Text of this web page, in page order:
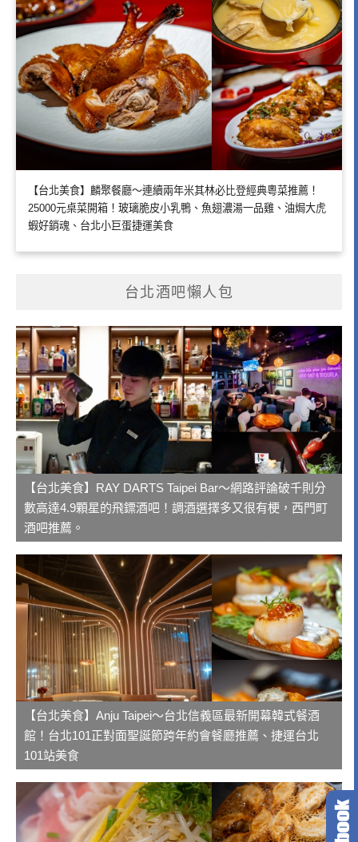
【台北美食】麟聚餐廳～連續兩年米其林必比登經典粵菜推薦！
25000元桌菜開箱！玻璃脆皮小乳鴨、魚翅濃湯一品雞、油焗大虎
蝦好銷魂、台北小巨蛋捷運美食
台北酒吧懶人包
【台北美食】RAY DARTS Taipei Bar～網路評論破千則分
數高達4.9顆星的飛鏢酒吧！調酒選擇多又很有梗，西門町
酒吧推薦。
【台北美食】Anju Taipei～台北信義區最新開幕韓式餐酒
館！台北101正對面聖誕節跨年約會餐廳推薦、捷運台北
101站美食